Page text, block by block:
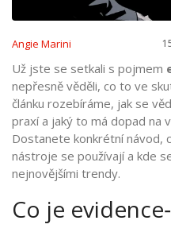
Angie Marini
Už jste se setkali s pojmem
nepřesně věděli, co to ve
článku rozebíráme, jak se
praxí a jaký to má dopad na
Dostanete konkrétní návod,
nástroje se používají a kde
nejnovějšími trendy.
Co je